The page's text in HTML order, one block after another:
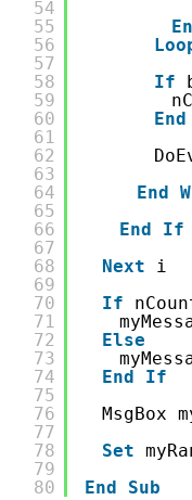
54
55
56
57
58
59
60
61
62
63
64
65
66
67
68
69
70
71
72
73
74
75
76
77
78
79
80
If
End
End
End
If
Next
i
If
Else
End
If
MsgBox
Set
End
Sub